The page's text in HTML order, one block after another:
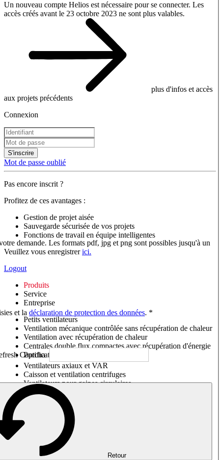
Un nouveau compte Helios est nécessaire pour se connecter. Les
accès créés avant le 23 octobre 2023 ne sont plus valables.
plus d'infos et accès
aux projets précédents
Connexion
S'inscrire
Mot de passe oublié
Pas encore inscrit ?
Profitez de ces avantages :
Gestion de projet aisée
Sauvegarde sécurisée de vos projets
Fonctions de travail en équipe intelligentes
Veuillez vous enregistrerici.
Logout
Produits
Service
Entreprise
Petits ventilateurs
Ventilation mécanique contrôlée sans récupération de chaleur
Ventilation avec récupération de chaleur
Centrales double flux compactes avec récupération d'énergie
Purificateurs d'air/Moniteurs CO
Ventilateurs axiaux et VAR
Caisson et ventilation centrifuges
Ventilateurs pour gaines circulaires
Ventilateurs pour gaines rectangulaires
Tourelles de toiture
Désenfumage, détection incendie et ventilation de parking
Ventilateurs antidéflagrants
Mesurer. Contrôler. Réguler.
Traitement d'air
Accessoires aérauliques
demande. Les formats pdf, jpg et png sont possibles jusqu'à un
et la déclaration de protection des données. *
Retour